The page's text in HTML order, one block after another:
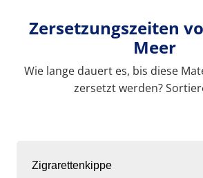
Zersetzungszeiten
Meer
Wie lange dauert es, bis diese
zersetzt werden?